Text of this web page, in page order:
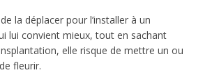
la déplacer pour l’installer à un
lui convient mieux, tout en sachant
elle risque de mettre un ou
fleurir.